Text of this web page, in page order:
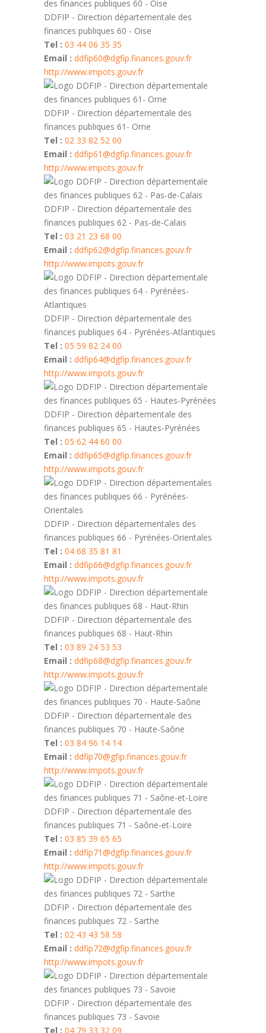
DDFIP - Direction départementale des
finances publiques 60 - Oise
Tel : 03 44 06 35 35
Email : ddfip60@dgfip.finances.gouv.fr
http://www.impots.gouv.fr
DDFIP - Direction départementale des
finances publiques 61- Orne
Tel : 02 33 82 52 00
Email : ddfip61@dgfip.finances.gouv.fr
http://www.impots.gouv.fr
DDFIP - Direction départementale des
finances publiques 62 - Pas-de-Calais
Tel : 03 21 23 68 00
Email : ddfip62@dgfip.finances.gouv.fr
http://www.impots.gouv.fr
DDFIP - Direction départementale des
finances publiques 64 - Pyrénées-Atlantiques
Tel : 05 59 82 24 00
Email : ddfip64@dgfip.finances.gouv.fr
http://www.impots.gouv.fr
DDFIP - Direction départementale des
finances publiques 65 - Hautes-Pyrénées
Tel : 05 62 44 60 00
Email : ddfip65@dgfip.finances.gouv.fr
http://www.impots.gouv.fr
DDFIP - Direction départementales des
finances publiques 66 - Pyrénées-Orientales
Tel : 04 68 35 81 81
Email : ddfip66@dgfip.finances.gouv.fr
http://www.impots.gouv.fr
DDFIP - Direction départementale des
finances publiques 68 - Haut-Rhin
Tel : 03 89 24 53 53
Email : ddfip68@dgfip.finances.gouv.fr
http://www.impots.gouv.fr
DDFIP - Direction départementale des
finances publiques 70 - Haute-Saône
Tel : 03 84 96 14 14
Email : ddfip70@gfip.finances.gouv.fr
http://www.impots.gouv.fr
DDFIP - Direction départementale des
finances publiques 71 - Saône-et-Loire
Tel : 03 85 39 65 65
Email : ddfip71@dgfip.finances.gouv.fr
http://www.impots.gouv.fr
DDFIP - Direction départementale des
finances publiques 72 - Sarthe
Tel : 02 43 43 58 58
Email : ddfip72@dgfip.finances.gouv.fr
http://www.impots.gouv.fr
DDFIP - Direction départementale des
finances publiques 73 - Savoie
Tel : 04 79 33 32 09